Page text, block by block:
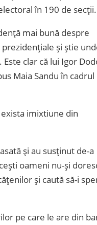
în 190 de secții.
mai bună despre
și știe
clar că lui Igor
Maia Sandu în cadrul
imixtiune din
și au susținut de-a
oameni nu-și
și caută să-i
pe care le are din